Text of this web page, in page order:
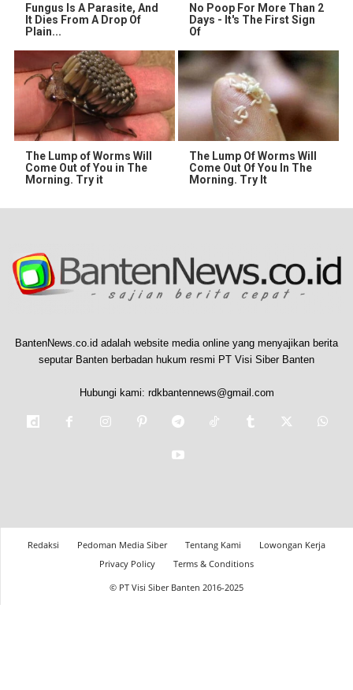
Fungus Is A Parasite, And
It Dies From A Drop Of
Plain...
No Poop For More Than 2
Days - It's The First Sign
Of
The Lump of Worms Will
Come Out of You in The
Morning. Try it
The Lump Of Worms Will
Come Out Of You In The
Morning. Try It
BantenNews.co.id adalah website media online yang menyajikan berita
seputar Banten berbadan hukum resmi PT Visi Siber Banten
Hubungi kami: rdkbantennews@gmail.com
Redaksi Pedoman Media Siber Tentang Kami
Lowongan Kerja
Privacy Policy
Terms & Conditions
© PT Visi Siber Banten 2016-2025